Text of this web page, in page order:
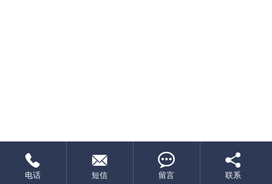

电话

短信

留言

联系